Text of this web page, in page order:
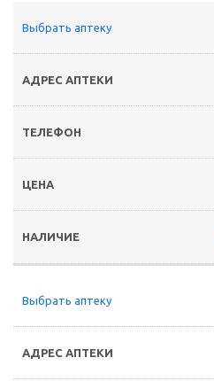
Выбрать аптеку
Выбрать аптеку